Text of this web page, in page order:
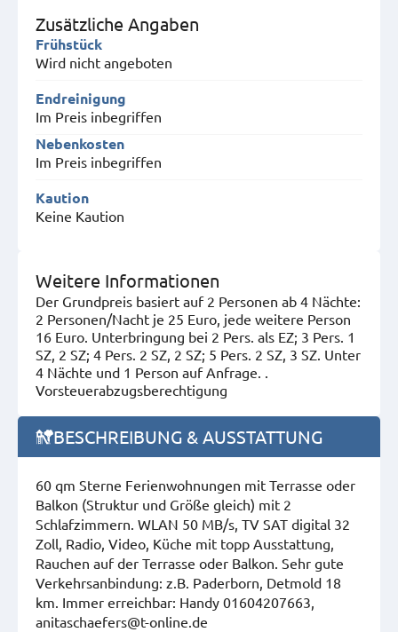
Zusätzliche Angaben
Frühstück
Wird nicht angeboten
Endreinigung
Im Preis inbegriffen
Nebenkosten
Im Preis inbegriffen
Kaution
Keine Kaution
Weitere Informationen
Der Grundpreis basiert auf 2 Personen ab 4 Nächte:
2 Personen/Nacht je 25 Euro, jede weitere Person
16 Euro. Unterbringung bei 2 Pers. als EZ; 3 Pers. 1
SZ, 2 SZ; 4 Pers. 2 SZ, 2 SZ; 5 Pers. 2 SZ, 3 SZ. Unter
4 Nächte und 1 Person auf Anfrage. .
Vorsteuerabzugsberechtigung
BESCHREIBUNG & AUSSTATTUNG
60 qm Sterne Ferienwohnungen mit Terrasse oder
Balkon (Struktur und Größe gleich) mit 2
Schlafzimmern. WLAN 50 MB/s, TV SAT digital 32
Zoll, Radio, Video, Küche mit topp Ausstattung,
Rauchen auf der Terrasse oder Balkon. Sehr gute
Verkehrsanbindung: z.B. Paderborn, Detmold 18
km. Immer erreichbar: Handy 01604207663,
anitaschaefers@t-online.de